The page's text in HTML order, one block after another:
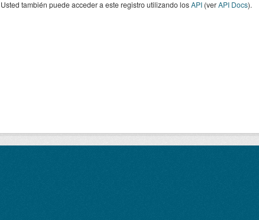
Usted también puede acceder a este registro utilizando losAPI(verAPI Docs).